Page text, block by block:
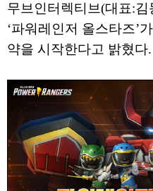
무브인터렉티브(대표:
‘파워레인저 올스타즈’
약을 시작한다고 밝혔다.